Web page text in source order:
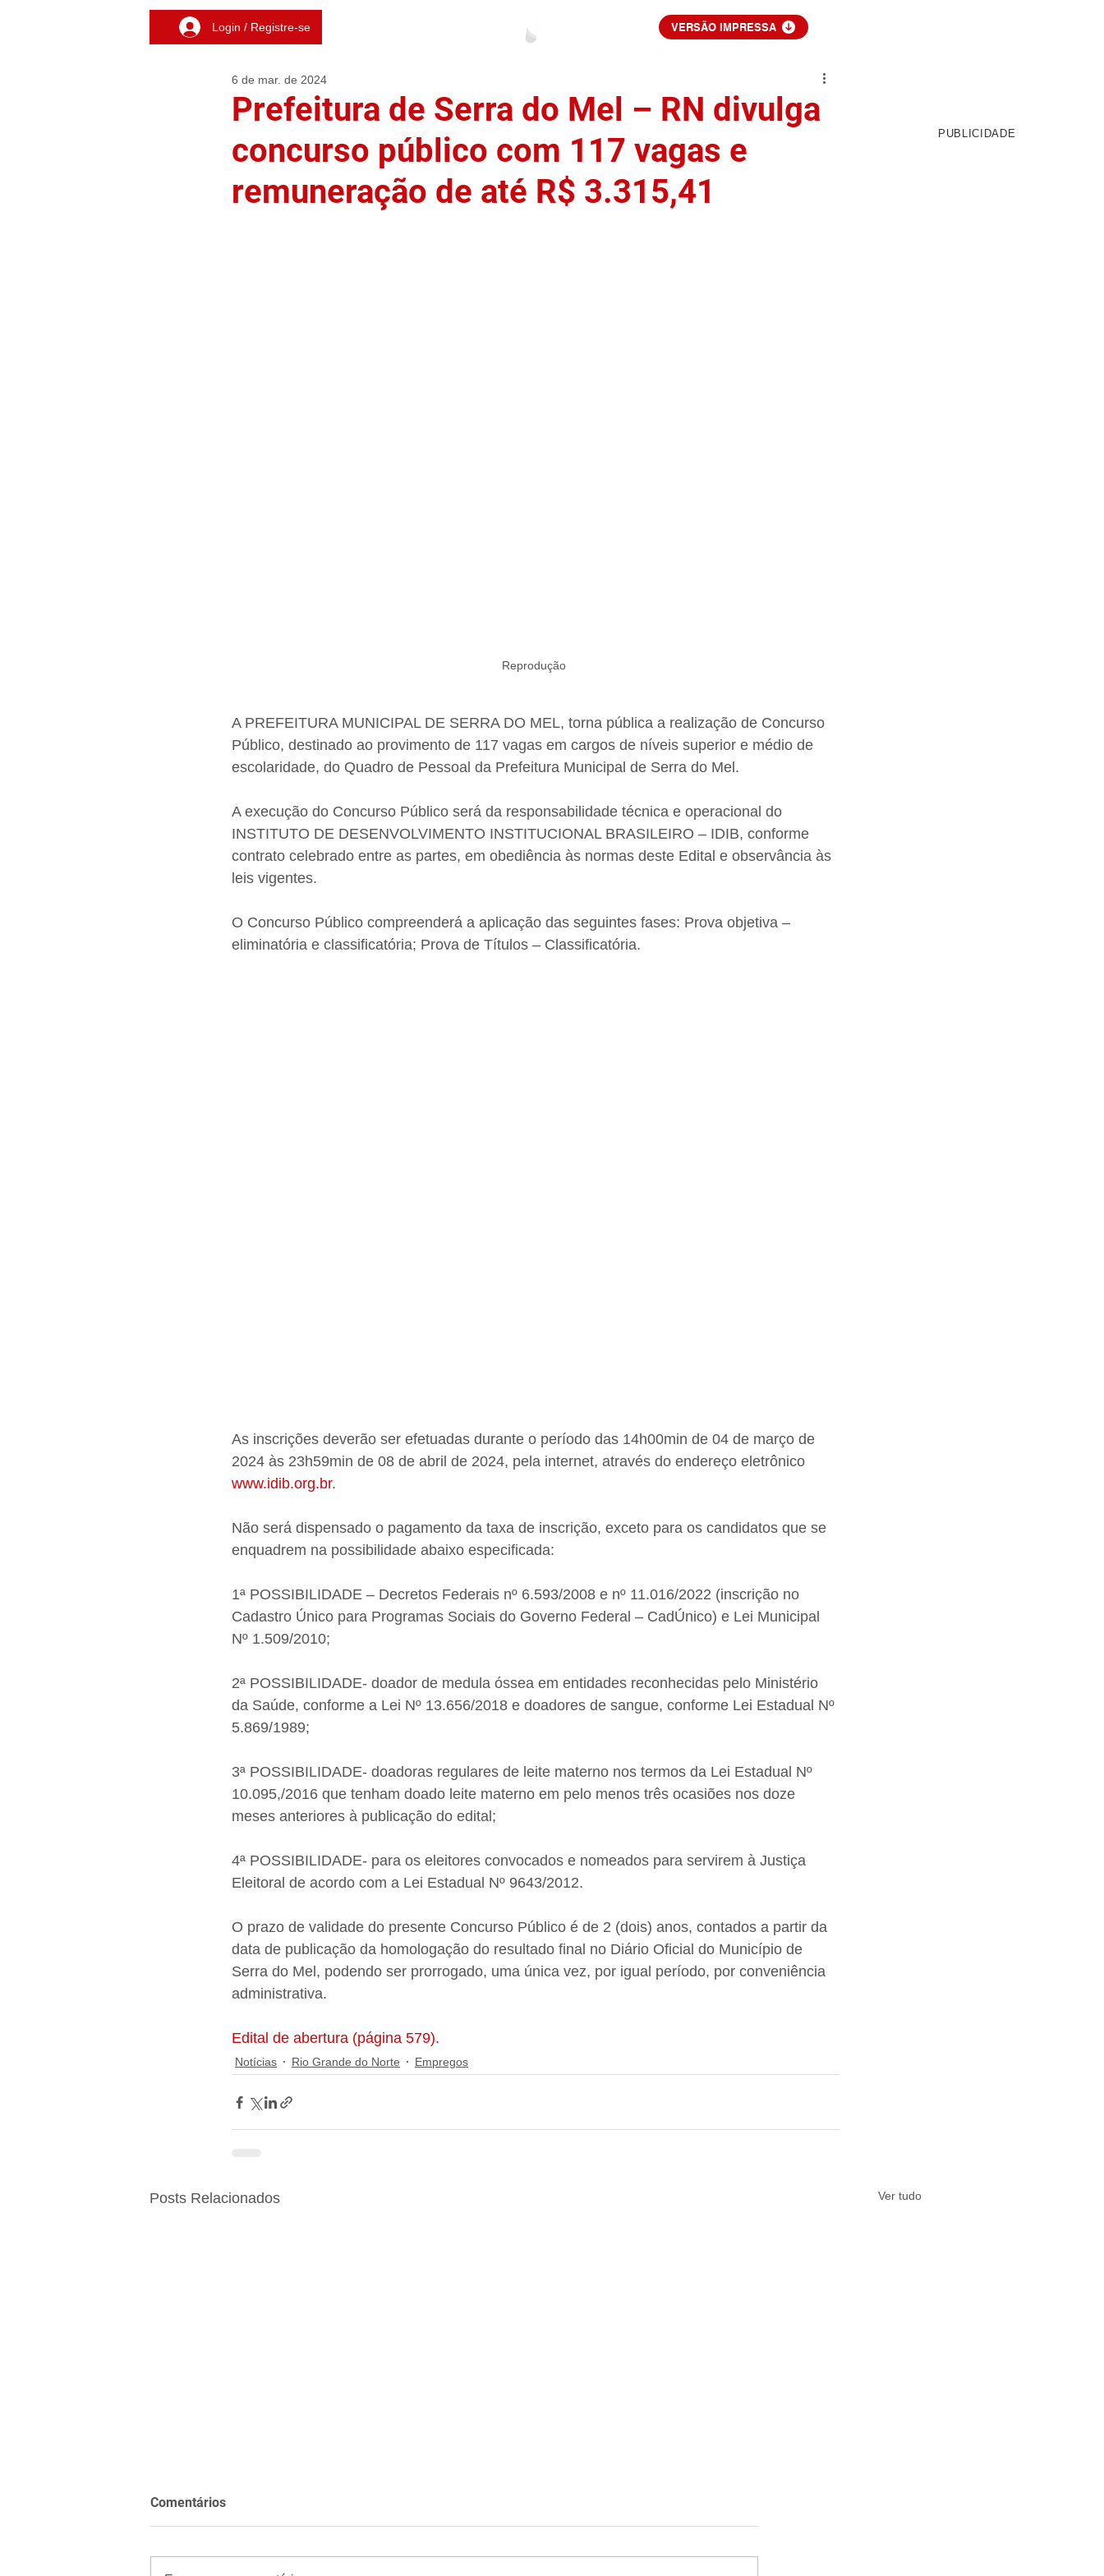
Login / Registre-se VERSÃO IMPRESSA
Prefeitura de Serra do Mel – RN divulga
concurso público com 117 vagas e
remuneração de até R$ 3.315,41
6 de mar. de 2024
Reprodução
A PREFEITURA MUNICIPAL DE SERRA DO MEL, torna pública a realização de Concurso
Público, destinado ao provimento de 117 vagas em cargos de níveis superior e médio de
escolaridade, do Quadro de Pessoal da Prefeitura Municipal de Serra do Mel.
A execução do Concurso Público será da responsabilidade técnica e operacional do
INSTITUTO DE DESENVOLVIMENTO INSTITUCIONAL BRASILEIRO – IDIB, conforme
contrato celebrado entre as partes, em obediência às normas deste Edital e observância às
leis vigentes.
O Concurso Público compreenderá a aplicação das seguintes fases: Prova objetiva –
eliminatória e classificatória; Prova de Títulos – Classificatória.
As inscrições deverão ser efetuadas durante o período das 14h00min de 04 de março de
2024 às 23h59min de 08 de abril de 2024, pela internet, através do endereço eletrônico
www.idib.org.br.
Não será dispensado o pagamento da taxa de inscrição, exceto para os candidatos que se
enquadrem na possibilidade abaixo especificada:
1ª POSSIBILIDADE – Decretos Federais nº 6.593/2008 e nº 11.016/2022 (inscrição no
Cadastro Único para Programas Sociais do Governo Federal – CadÚnico) e Lei Municipal
Nº 1.509/2010;
2ª POSSIBILIDADE- doador de medula óssea em entidades reconhecidas pelo Ministério
da Saúde, conforme a Lei Nº 13.656/2018 e doadores de sangue, conforme Lei Estadual Nº
5.869/1989;
3ª POSSIBILIDADE- doadoras regulares de leite materno nos termos da Lei Estadual Nº
10.095,/2016 que tenham doado leite materno em pelo menos três ocasiões nos doze
meses anteriores à publicação do edital;
4ª POSSIBILIDADE- para os eleitores convocados e nomeados para servirem à Justiça
Eleitoral de acordo com a Lei Estadual Nº 9643/2012.
O prazo de validade do presente Concurso Público é de 2 (dois) anos, contados a partir da
data de publicação da homologação do resultado final no Diário Oficial do Município de
Serra do Mel, podendo ser prorrogado, uma única vez, por igual período, por conveniência
administrativa.
Edital de abertura (página 579).
Notícias Rio Grande do Norte Empregos
Posts Relacionados Ver tudo
Comentários
PUBLICIDADE